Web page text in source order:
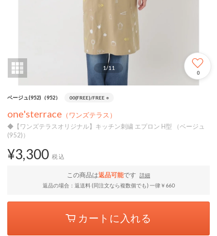
1/11
0
ベージュ(952)（952） 00(FREE)/FREE ○
one'sterrace （ワンズテラス）
◆【ワンズテラスオリジナル】キッチン刺繍 エプロン H型 （ベージュ
(952)）
¥3,300 税込
この商品は返品可能です
詳細
返品の場合：返送料 (同注文なら複数個でも) 一律￥660
カートに入れる